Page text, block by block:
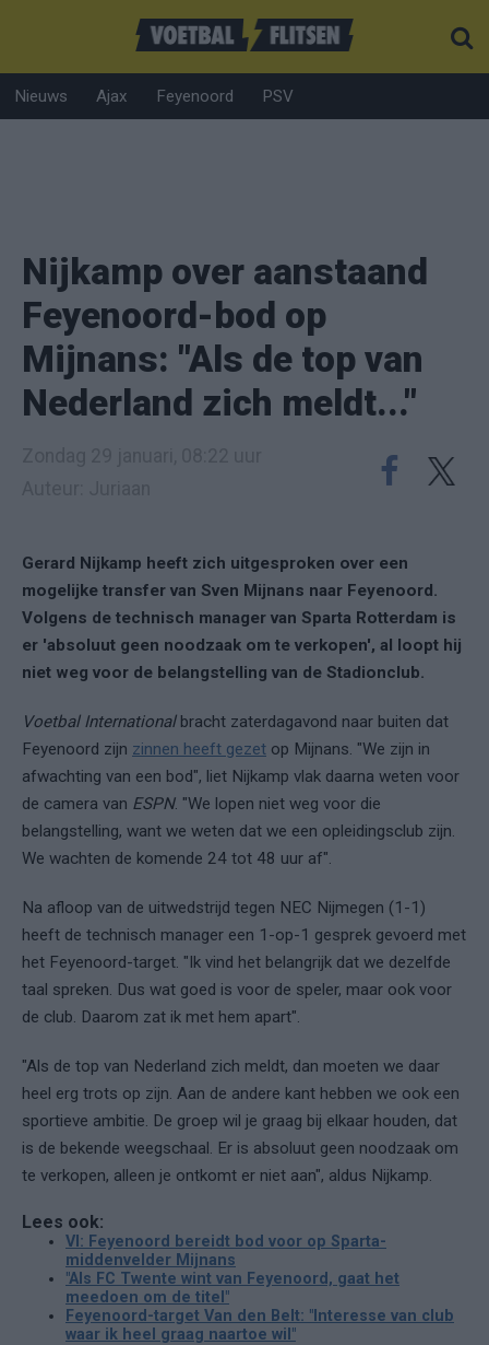
Nieuws Ajax Feyenoord PSV
Nijkamp over aanstaand
Feyenoord-bod op
Mijnans: "Als de top van
Nederland zich meldt..."
Gerard Nijkamp heeft zich uitgesproken over een
mogelijke transfer van Sven Mijnans naar Feyenoord.
Volgens de technisch manager van Sparta Rotterdam is
er 'absoluut geen noodzaak om te verkopen', al loopt hij
niet weg voor de belangstelling van de Stadionclub.
Voetbal Internationalbracht zaterdagavond naar buiten dat
Feyenoord zijn zinnen heeft gezet op Mijnans. "We zijn in
afwachting van een bod", liet Nijkamp vlak daarna weten voor
de camera van ESPN. "We lopen niet weg voor die
belangstelling, want we weten dat we een opleidingsclub zijn.
We wachten de komende 24 tot 48 uur af".
Na afloop van de uitwedstrijd tegen NEC Nijmegen (1-1)
heeft de technisch manager een 1-op-1 gesprek gevoerd met
het Feyenoord-target. "Ik vind het belangrijk dat we dezelfde
taal spreken. Dus wat goed is voor de speler, maar ook voor
de club. Daarom zat ik met hem apart".
"Als de top van Nederland zich meldt, dan moeten we daar
heel erg trots op zijn. Aan de andere kant hebben we ook een
sportieve ambitie. De groep wil je graag bij elkaar houden, dat
is de bekende weegschaal. Er is absoluut geen noodzaak om
te verkopen, alleen je ontkomt er niet aan", aldus Nijkamp.
Lees ook:
VI: Feyenoord bereidt bod voor op Sparta-
middenvelder Mijnans
"Als FC Twente wint van Feyenoord, gaat het
meedoen om de titel"
Feyenoord-target Van den Belt: "Interesse van club
waar ik heel graag naartoe wil"